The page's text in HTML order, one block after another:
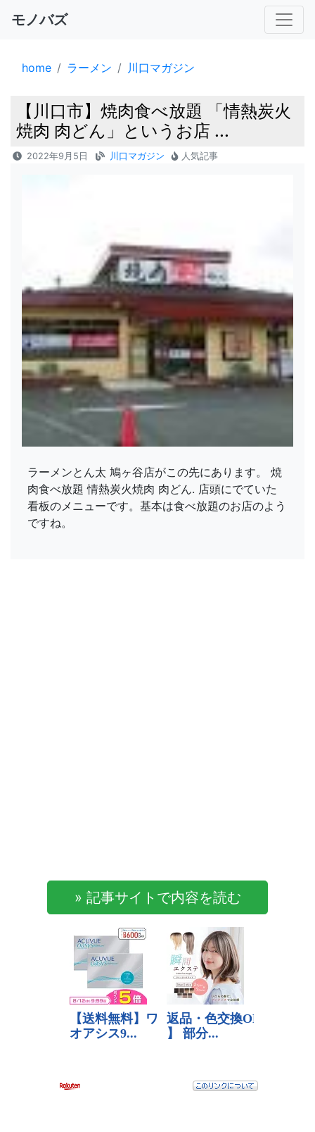
モノバズ
home ラーメン 川口マガジン
【川口市】焼肉食べ放題 「情熱炭火
焼肉 肉どん」というお店 ...
2022年9月5日 川口マガジン 人気記事
ラーメンとん太 鳩ヶ谷店がこの先にあります。 焼
肉食べ放題 情熱炭火焼肉 肉どん. 店頭にでていた
看板のメニューです。基本は食べ放題のお店のよう
ですね。
» 記事サイトで内容を読む